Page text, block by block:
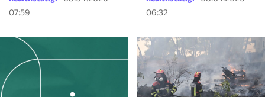
07:59
06:32